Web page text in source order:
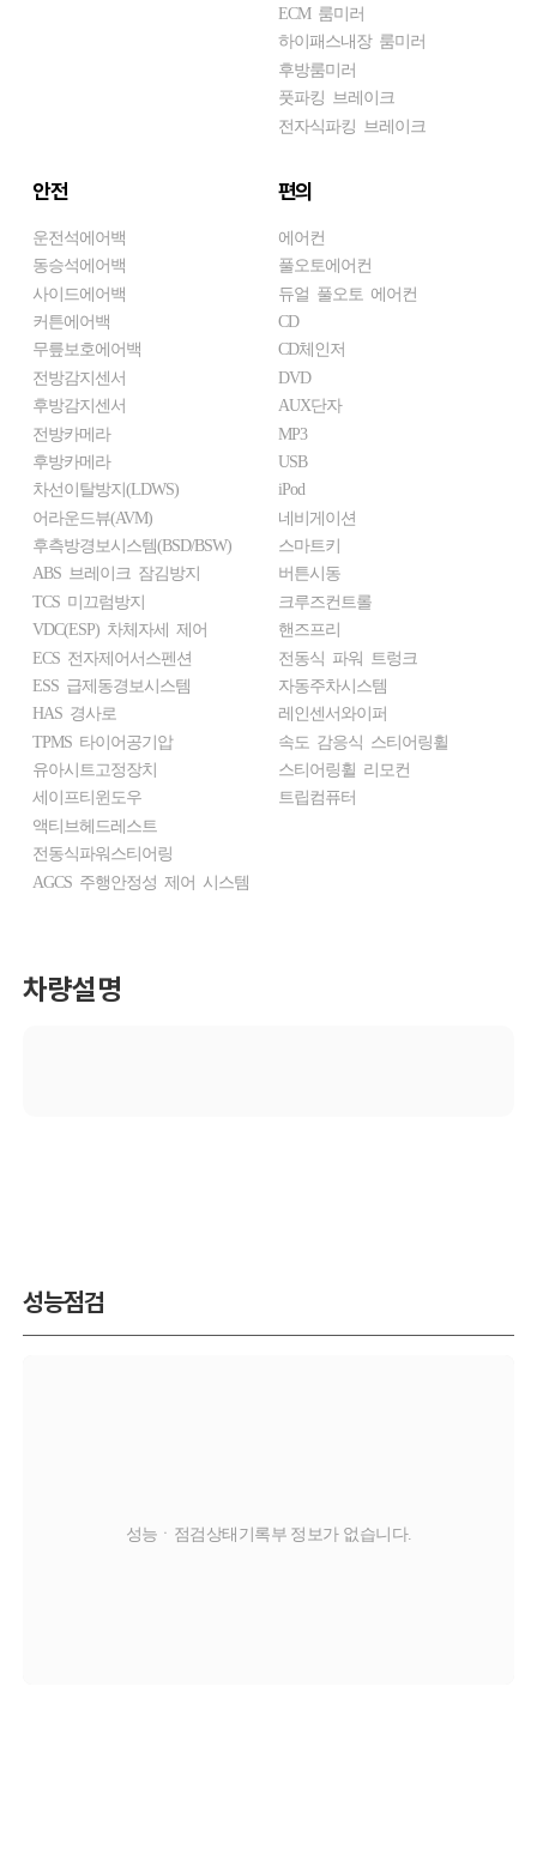
ECM 룸미러
하이패스내장 룸미러
후방룸미러
풋파킹 브레이크
전자식파킹 브레이크
안전
운전석에어백
동승석에어백
사이드에어백
커튼에어백
무릎보호에어백
전방감지센서
후방감지센서
전방카메라
후방카메라
차선이탈방지(LDWS)
어라운드뷰(AVM)
후측방경보시스템(BSD/BSW)
ABS 브레이크 잠김방지
TCS 미끄럼방지
VDC(ESP) 차체자세 제어
ECS 전자제어서스펜션
ESS 급제동경보시스템
HAS 경사로
TPMS 타이어공기압
유아시트고정장치
세이프티윈도우
액티브헤드레스트
전동식파워스티어링
AGCS 주행안정성 제어 시스템
편의
에어컨
풀오토에어컨
듀얼 풀오토 에어컨
CD
CD체인저
DVD
AUX단자
MP3
USB
iPod
네비게이션
스마트키
버튼시동
크루즈컨트롤
핸즈프리
전동식 파워 트렁크
자동주차시스템
레인센서와이퍼
속도 감응식 스티어링휠
스티어링휠 리모컨
트립컴퓨터
차량설명
성능점검
성능ㆍ점검상태기록부 정보가 없습니다.